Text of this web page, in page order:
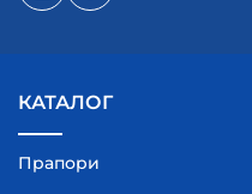
КАТАЛОГ
Прапори